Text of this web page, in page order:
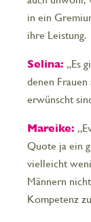
in ein
ihre Leistung.
Selina: „Es
denen
erwünscht
Mareike:
Quote ja ein
vielleicht
Männern
Kompetenz